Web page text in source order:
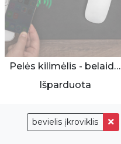
bevielis įkroviklis
Pelės kilimėlis - belaidis įkroviklis
Išparduota